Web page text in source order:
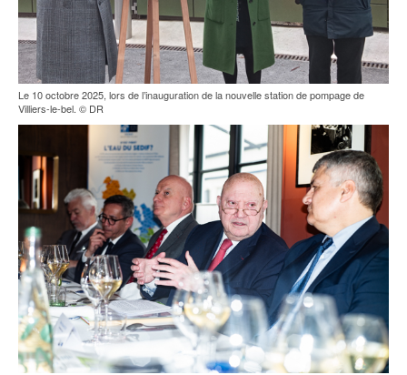
Le 10 octobre 2025, lors de l’inauguration de la nouvelle station de pompage de
Villiers-le-bel. © DR